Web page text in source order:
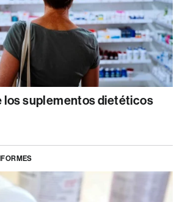
los suplementos dietéticos